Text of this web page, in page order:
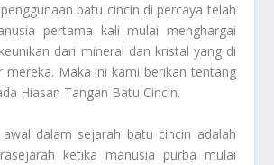
batu cincin di percaya telah
pertama kali mulai menghargai
dari mineral dan kristal yang di
mereka. Maka ini kami berikan tentang
Hiasan Tangan Batu Cincin.
dalam sejarah batu cincin adalah
ketika manusia purba mulai